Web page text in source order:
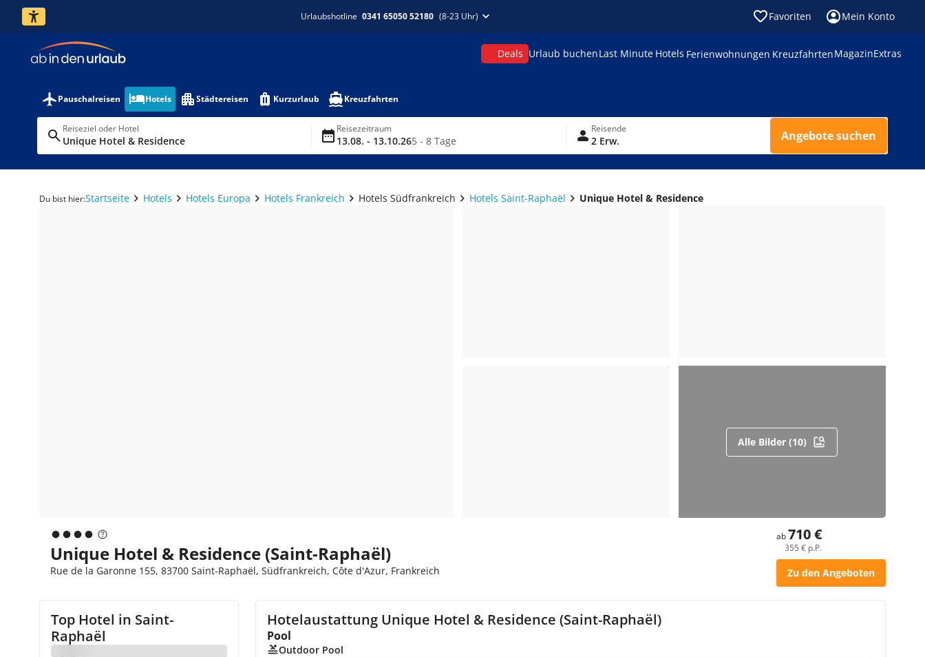
Urlaubshotline 0341 65050 52180 (8-23 Uhr) Favoriten Mein Konto
Deals Urlaub buchenLast Minute Hotels Ferienwohnungen KreuzfahrtenMagazinExtras
Pauschalreisen Hotels Städtereisen Kurzurlaub Kreuzfahrten
Reiseziel oder Hotel
Unique Hotel & Residence
Reisezeitraum
13.08. - 13.10.265 - 8 Tage
Reisende
2 Erw. Angebote suchen
Du bist hier:Startseite Hotels Hotels Europa Hotels Frankreich Hotels Südfrankreich Hotels Saint-Raphaël Unique Hotel & Residence
Alle Bilder (10)
Unique Hotel & Residence (Saint-Raphaël)
Rue de la Garonne 155, 83700 Saint-Raphaël, Südfrankreich, Côte d'Azur, Frankreich
ab710 €
355 € p.P.
Zu den Angeboten
Top Hotel in Saint-
Raphaël
Hotelaustattung Unique Hotel & Residence (Saint-Raphaël)
Pool
Outdoor Pool